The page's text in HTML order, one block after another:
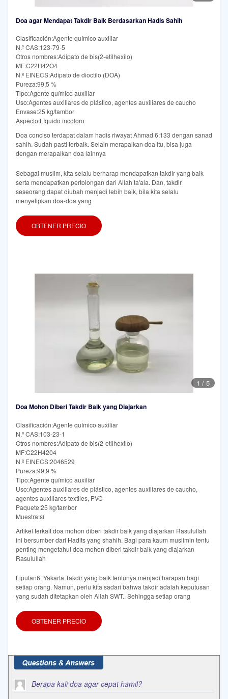
Doa agar Mendapat Takdir Baik Berdasarkan Hadis Sahih
Clasificación:Agente químico auxiliar
N.º CAS:123-79-5
Otros nombres:Adipato de bis(2-etilhexilo)
MF:C22H42O4
N.º EINECS:Adipato de dioctilo (DOA)
Pureza:99,5 %
Tipo:Agente químico auxiliar
Uso:Agentes auxiliares de plástico, agentes auxiliares de caucho
Envase:25 kg/tambor
Aspecto:Líquido incoloro
Doa conciso terdapat dalam hadis riwayat Ahmad 6:133 dengan sanad
sahih. Sudah pasti terbaik. Selain merapalkan doa itu, bisa juga
dengan merapalkan doa lainnya
Sebagai muslim, kita selalu berharap mendapatkan takdir yang baik
serta mendapatkan pertolongan dari Allah ta'ala. Dan, takdir
seseorang dapat diubah menjadi lebih baik, bila kita selalu
menyelipkan doa-doa yang
OBTENER PRECIO
1 / 5
Doa Mohon Diberi Takdir Baik yang Diajarkan
Clasificación:Agente químico auxiliar
N.º CAS:103-23-1
Otros nombres:Adipato de bis(2-etilhexilo)
MF:C22H4204
N.º EINECS:2046529
Pureza:99,9 %
Tipo:Agente químico auxiliar
Uso:Agentes auxiliares de plástico, agentes auxiliares de caucho,
agentes auxiliares textiles, PVC
Paquete:25 kg/tambor
Muestra:sí
Artikel terkait doa mohon diberi takdir baik yang diajarkan Rasulullah
ini bersumber dari Hadits yang shahih. Bagi para kaum muslimin tentu
penting mengetahui doa mohon diberi takdir baik yang diajarkan
Rasulullah
Liputan6, Yakarta Takdir yang baik tentunya menjadi harapan bagi
setiap orang. Namun, perlu kita sadari bahwa takdir adalah keputusan
yang sudah ditetapkan oleh Allah SWT.. Sehingga setiap orang
OBTENER PRECIO
Berapa kali doa agar cepat hamil?